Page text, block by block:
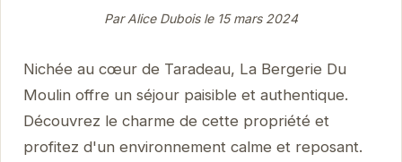
Par Alice Dubois le 15 mars 2024
Nichée au cœur de Taradeau, La Bergerie Du
Moulin offre un séjour paisible et authentique.
Découvrez le charme de cette propriété et
profitez d'un environnement calme et reposant.